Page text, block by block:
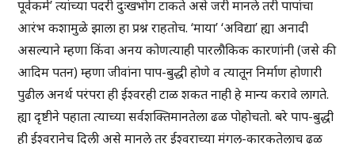
पूर्वकर्म’ त्यांच्या पदरी दुःखभोग टाकते असे जरी मानले तरी पापांचा
आरंभ कशामुळे झाला हा प्रश्न राहतोच. ‘माया’ ‘अविद्या’ ह्या अनादी
असल्याने म्हणा किंवा अनय कोणत्याही पारलौकिक कारणांनी (जसे की
आदिम पतन) म्हणा जीवांना पाप-बुद्धी होणे व त्यातून निर्माण होणारी
पुढील अनर्थ परंपरा ही ईश्वरही टाळ शकत नाही हे मान्य करावे लागते.
ह्या दृष्टीने पहाता त्याच्या सर्वशक्तिमानतेला ढळ पोहोचतो. बरे पाप-बुद्धी
ही ईश्वरानेच दिली असे मानले तर ईश्वराच्या मंगल-कारकतेलाच ढळ